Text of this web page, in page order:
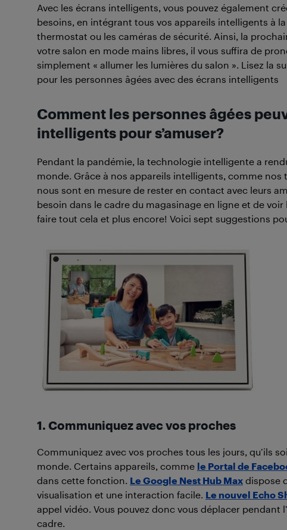
Avec les écrans intelligents, vous pouvez également
besoins, en intégrant tous vos appareils intelligents à
thermostat ou les caméras de sécurité. Ainsi, la
votre salon en mode mains libres, il vous suffira de
simplement « allumer les lumières du salon ». Lisez la
pour les personnes âgées avec des écrans intelligents
Comment les personnes âgées
intelligents pour s’amuser?
Pendant la pandémie, la technologie intelligente a
monde. Grâce à nos appareils intelligents, comme
nous sont en mesure de rester en contact avec leurs
besoin dans le cadre du magasinage en ligne et de
faire tout cela et plus encore! Voici sept suggestions
1. Communiquez avec vos proches
Communiquez avec vos proches tous les jours, qu’ils
monde. Certains appareils, comme le Portal de
dans cette fonction. Le Google Nest Hub Max dispose
visualisation et une interaction facile. Le nouvel Echo
appel vidéo. Vous pouvez donc vous déplacer pendant
cadre.